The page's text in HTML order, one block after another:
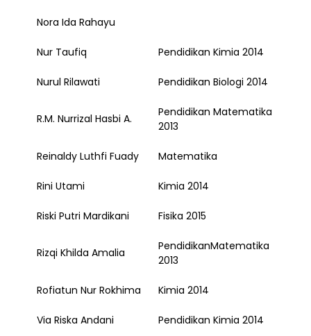
Nora Ida Rahayu
Nur Taufiq Pendidikan Kimia 2014
Nurul Rilawati Pendidikan Biologi 2014
R.M. Nurrizal Hasbi A.
Pendidikan Matematika
2013
Reinaldy Luthfi Fuady Matematika
Rini Utami Kimia 2014
Riski Putri Mardikani Fisika 2015
Rizqi Khilda Amalia
PendidikanMatematika
2013
Rofiatun Nur Rokhima Kimia 2014
Via Riska Andani Pendidikan Kimia 2014